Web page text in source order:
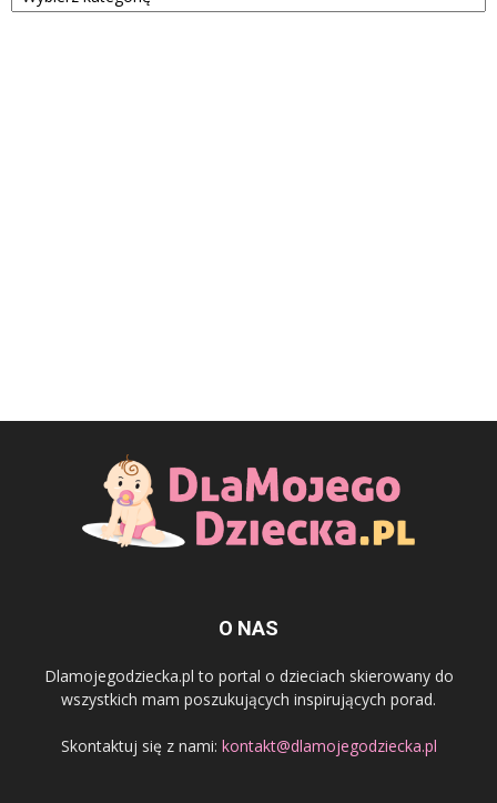
O NAS
Dlamojegodziecka.pl to portal o dzieciach skierowany do
wszystkich mam poszukujących inspirujących porad.
Skontaktuj się z nami: kontakt@dlamojegodziecka.pl